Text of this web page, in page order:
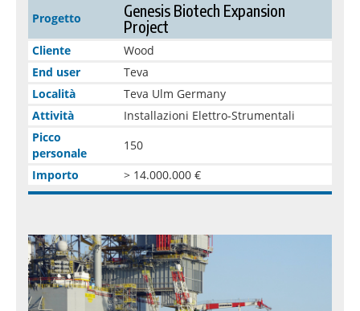
Progetto
Genesis Biotech Expansion
Project
Cliente
Wood
End user
Teva
Località
Teva Ulm Germany
Attività
Installazioni Elettro-Strumentali
Picco
personale
150
Importo
> 14.000.000 €